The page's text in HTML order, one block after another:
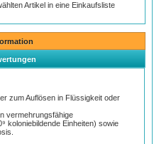
Artikel in eine Einkaufsliste
zum Auflösen in Flüssigkeit oder
vermehrungsfähige
koloniebildende Einheiten) sowie